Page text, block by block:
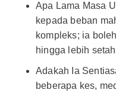
Apa Lama Masa
kepada beban
kompleks; ia
hingga lebih
Adakah Ia
beberapa kes,